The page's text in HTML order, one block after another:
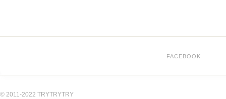
FACEBOOK
© 2011-2022 TRYTRYTRY